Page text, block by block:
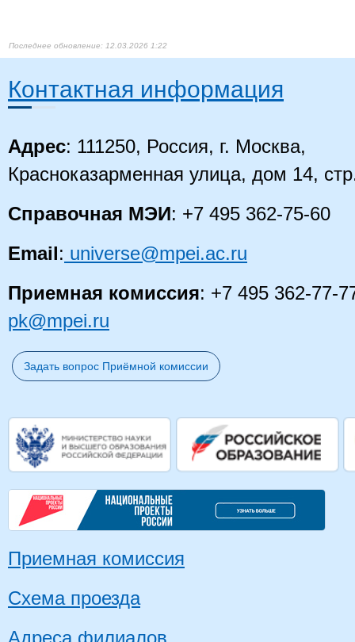
12.03.2026 1:22
Контактная информация
Адрес: 111250, Россия, г. Москва,
Красноказарменная улица, дом 14,
Справочная МЭИ: +7 495 362-75-60
Email: universe@mpei.ac.ru
Приемная комиссия: +7 495 362-77-
pk@mpei.ru
Задать вопрос Приёмной комиссии
Приемная комиссия
Схема проезда
Адреса филиалов